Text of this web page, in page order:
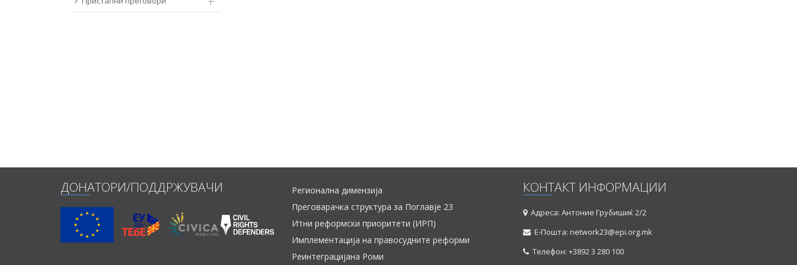
ДОНАТОРИ/ПОДДРЖУВАЧИ
Регионална димензија
Преговарачка структура за Поглавје 23
Итни реформски приоритети (ИРП)
Имплементација на правосудните реформи
Реинтеграцијана Роми
КОНТАКТ ИНФОРМАЦИИ
Адреса: Антоние Грубишиќ 2/2
Е-Пошта: network23@epi.org.mk
Телефон: +3892 3 280 100